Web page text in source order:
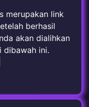
merupakan link
berhasil
akan dialihkan
dibawah ini.